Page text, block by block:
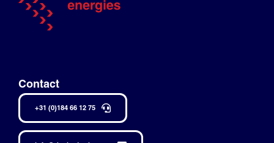
Contact
+31 (0)184 66 12 75